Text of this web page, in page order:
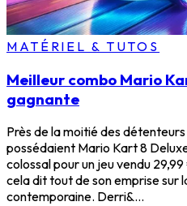
MATÉRIEL & TUTOS
Meilleur combo Mario
gagnante
Près de la moitié des
possédaient Mario Kart 8
colossal pour un jeu vendu
cela dit tout de son emprise sur
contemporaine. Derri&...